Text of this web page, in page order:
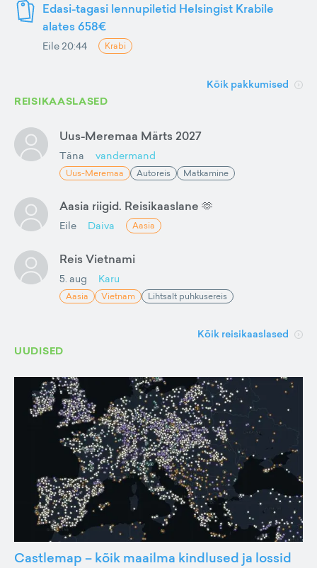
Edasi-tagasi lennupiletid Helsingist Krabile
alates 658€
Eile 20:44 Krabi
Kõik pakkumised
REISIKAASLASED
Uus-Meremaa Märts 2027
Täna vandermand
Uus-Meremaa Autoreis Matkamine
Aasia riigid. Reisikaaslane 🫶
Eile Daiva Aasia
Reis Vietnami
5. aug Karu
Aasia Vietnam Lihtsalt puhkusereis
Kõik reisikaaslased
UUDISED
Castlemap – kõik maailma kindlused ja lossid